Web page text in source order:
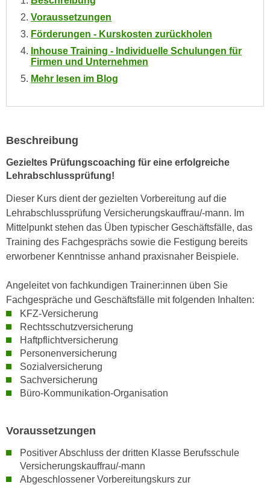
Voraussetzungen
Förderungen - Kurskosten zurückholen
Inhouse Training - Individuelle Schulungen für
Firmen und Unternehmen
Mehr lesen im Blog
Beschreibung
Gezieltes Prüfungscoaching für eine erfolgreiche
Lehrabschlussprüfung!
Dieser Kurs dient der gezielten Vorbereitung auf die
Lehrabschlussprüfung Versicherungskauffrau/-mann. Im
Mittelpunkt stehen das Üben typischer Geschäftsfälle, das
Training des Fachgesprächs sowie die Festigung bereits
erworbener Kenntnisse anhand praxisnaher Beispiele.
Angeleitet von fachkundigen Trainer:innen üben Sie
Fachgespräche und Geschäftsfälle mit folgenden Inhalten:
KFZ-Versicherung
Rechtsschutzversicherung
Haftpflichtversicherung
Personenversicherung
Sozialversicherung
Sachversicherung
Büro-Kommunikation-Organisation
Voraussetzungen
Positiver Abschluss der dritten Klasse Berufsschule
Versicherungskauffrau/-mann
Abgeschlossener Vorbereitungskurs zur
g
s
i
d
.
W
e
n
S
i
e
a
u
„
A
e
z
t
e
,
w
e
l
c
h
e
i
c
h
n
i
c
h
t
d
m
a